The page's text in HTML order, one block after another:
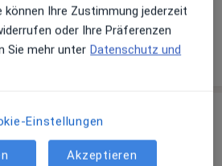
Überprüfe meine Versicherung
können Ihre Zustimmung jederzeit
oder Ihre Präferenzen
Sie mehr unter Datenschutz und
Einstellungen
Akzeptieren